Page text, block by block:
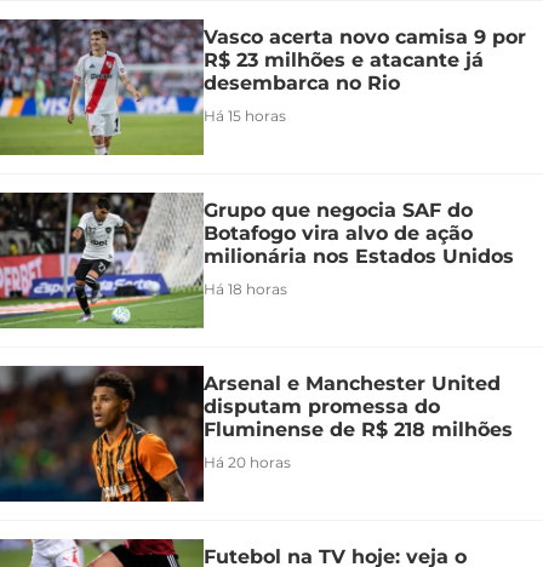
Vasco acerta novo camisa 9 por
R$ 23 milhões e atacante já
desembarca no Rio
Há 15 horas
Grupo que negocia SAF do
Botafogo vira alvo de ação
milionária nos Estados Unidos
Há 18 horas
Arsenal e Manchester United
disputam promessa do
Fluminense de R$ 218 milhões
Há 20 horas
Futebol na TV hoje: veja o